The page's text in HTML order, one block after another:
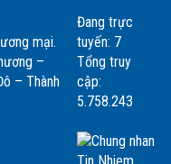
Khương
mại.
–
– Thành
Đang trực
tuyến: 7
Tổng truy
cập:
5.758.243